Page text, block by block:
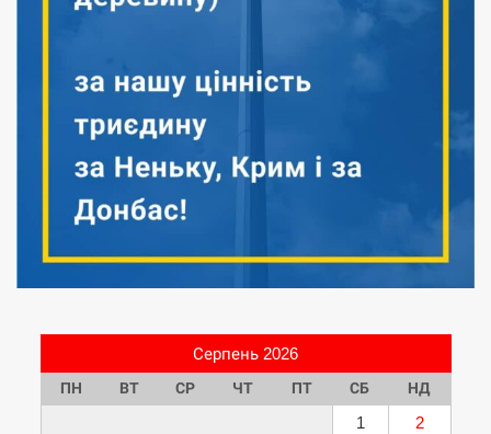
Серпень 2026
ПН ВТ СР ЧТ ПТ СБ НД
1
2